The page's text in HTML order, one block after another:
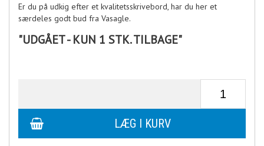
Er du på udkig efter et kvalitetsskrivebord, har du her et
særdeles godt bud fra Vasagle.
"UDGÅET - KUN 1 STK. TILBAGE"